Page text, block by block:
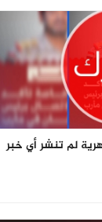
لم تنشر أي خبر